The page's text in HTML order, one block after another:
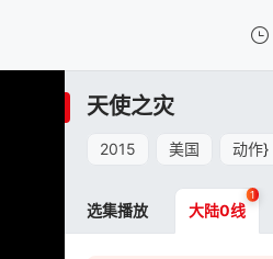
我的观影记录
天使之灾
2015 美国 动作}
选集播放 大陆0线
1